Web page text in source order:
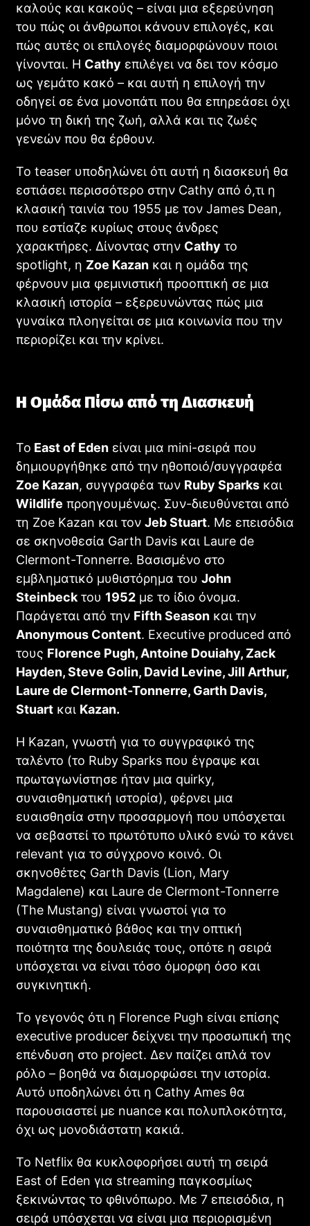
καλούς και κακούς – είναι μια εξερεύνηση
του πώς οι άνθρωποι κάνουν επιλογές, και
πώς αυτές οι επιλογές διαμορφώνουν ποιοι
γίνονται. Η Cathy επιλέγει να δει τον κόσμο
ως γεμάτο κακό – και αυτή η επιλογή την
οδηγεί σε ένα μονοπάτι που θα επηρεάσει όχι
μόνο τη δική της ζωή, αλλά και τις ζωές
γενεών που θα έρθουν.
Το teaser υποδηλώνει ότι αυτή η διασκευή θα
εστιάσει περισσότερο στην Cathy από ό,τι η
κλασική ταινία του 1955 με τον James Dean,
που εστίαζε κυρίως στους άνδρες
χαρακτήρες. Δίνοντας στην Cathy το
spotlight, η Zoe Kazanκαι η ομάδα της
φέρνουν μια φεμινιστική προοπτική σε μια
κλασική ιστορία – εξερευνώντας πώς μια
γυναίκα πλοηγείται σε μια κοινωνία που την
περιορίζει και την κρίνει.
Η Ομάδα Πίσω από τη Διασκευή
Το East of Edenείναι μια mini-σειρά που
δημιουργήθηκε από την ηθοποιό/συγγραφέα
Zoe Kazan, συγγραφέα των Ruby Sparksκαι
Wildlife προηγουμένως. Συν-διευθύνεται από
τη Zoe Kazan και τον Jeb Stuart. Με επεισόδια
σε σκηνοθεσία Garth Davis και Laure de
Clermont-Tonnerre. Βασισμένο στο
εμβληματικό μυθιστόρημα του John
Steinbeckτου 1952με το ίδιο όνομα.
Παράγεται από την Fifth Seasonκαι την
Anonymous Content. Executive produced από
τους Florence Pugh, Antoine Douiahy, Zack
Hayden, Steve Golin, David Levine, Jill Arthur,
Laure de Clermont-Tonnerre, Garth Davis,
Stuartκαι Kazan.
Η Kazan, γνωστή για το συγγραφικό της
ταλέντο (το Ruby Sparks που έγραψε και
πρωταγωνίστησε ήταν μια quirky,
συναισθηματική ιστορία), φέρνει μια
ευαισθησία στην προσαρμογή που υπόσχεται
να σεβαστεί το πρωτότυπο υλικό ενώ το κάνει
relevant για το σύγχρονο κοινό. Οι
σκηνοθέτες Garth Davis (Lion, Mary
Magdalene) και Laure de Clermont-Tonnerre
(The Mustang) είναι γνωστοί για το
συναισθηματικό βάθος και την οπτική
ποιότητα της δουλειάς τους, οπότε η σειρά
υπόσχεται να είναι τόσο όμορφη όσο και
συγκινητική.
Το γεγονός ότι η Florence Pugh είναι επίσης
executive producer δείχνει την προσωπική της
επένδυση στο project. Δεν παίζει απλά τον
ρόλο – βοηθά να διαμορφώσει την ιστορία.
Αυτό υποδηλώνει ότι η Cathy Ames θα
παρουσιαστεί με nuance και πολυπλοκότητα,
όχι ως μονοδιάστατη κακιά.
Το Netflix θα κυκλοφορήσει αυτή τη σειρά
East of Eden για streaming παγκοσμίως
ξεκινώντας το φθινόπωρο. Με 7 επεισόδια, η
σειρά υπόσχεται να είναι μια περιορισμένη